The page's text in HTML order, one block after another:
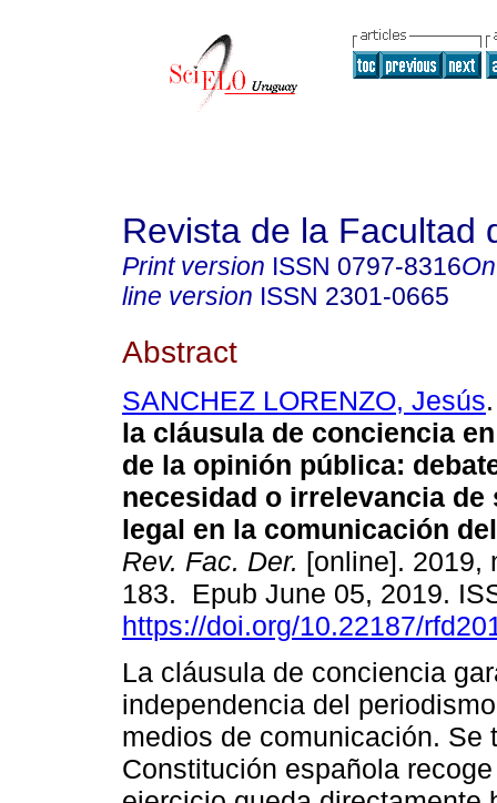
Revista de la Facultad
Print version ISSN 0797-8316
line version ISSN 2301-0665
Abstract
SANCHEZ LORENZO, Jesús.
la cláusula de conciencia
de la opinión pública:
necesidad o irrelevancia de
legal en la comunicación
Rev. Fac. Der. [online]. 2019,
183. Epub June 05, 2019.
https://doi.org/10.22187/
La cláusula de conciencia
independencia del
medios de comunicación. Se
Constitución española